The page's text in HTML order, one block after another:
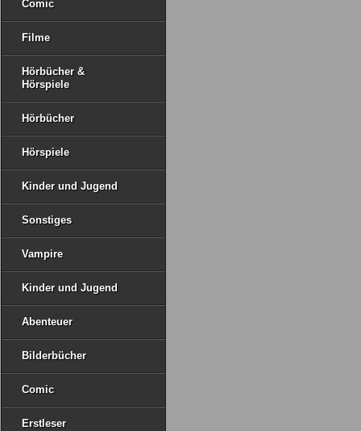
Comic
Filme
Hörbücher &
Hörspiele
Hörbücher
Hörspiele
Kinder und Jugend
Sonstiges
Vampire
Kinder und Jugend
Abenteuer
Bilderbücher
Comic
Erstleser